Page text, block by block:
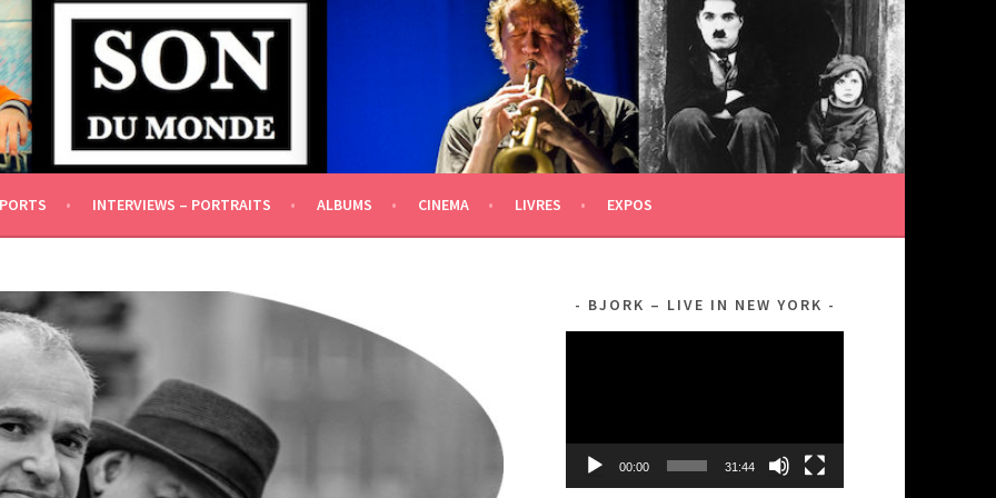
IDÉOLOGIQUE ET FINANCIÈRE]
INTERVIEWS – PORTRAITS ALBUMS CINEMA LIVRES EXPOS
BJORK – LIVE IN NEW YORK
00:00 31:44